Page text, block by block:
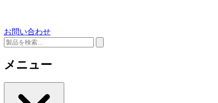
お問い合わせ
メニュー